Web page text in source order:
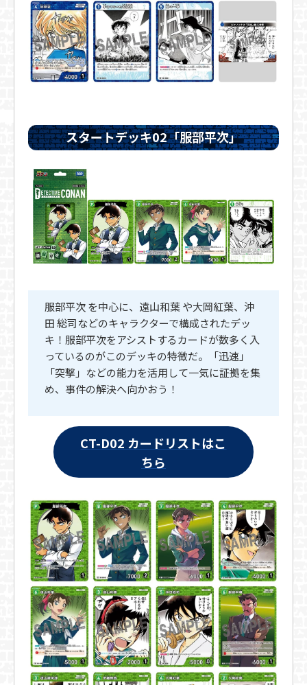
スタートデッキ02「服部平次」
服部平次 を中心に、遠山和葉 や大岡紅葉、沖
田 総司などのキャラクターで構成されたデッ
キ！服部平次をアシストするカードが数多く入
っているのがこのデッキの特徴だ。「迅速」
「突撃」などの能力を活用して一気に証拠を集
め、事件の解決へ向かおう！
CT-D02 カードリストはこ
ちら